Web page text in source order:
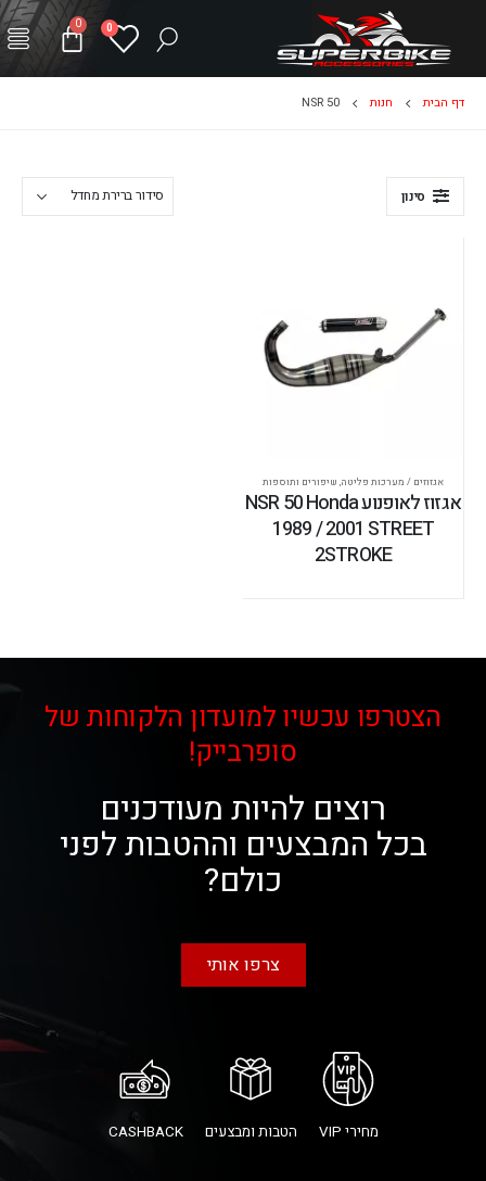
0
0
דף הבית חנות NSR 50
סינון
אגזוזים / מערכות פליטה, שיפורים ותוספות
אגזוז לאופנוע NSR 50 Honda
1989 / 2001 STREET
2STROKE
הצטרפו עכשיו למועדון הלקוחות של
סופרבייק!
רוצים להיות מעודכנים
בכל המבצעים וההטבות לפני
כולם?
צרפו אותי
מחירי VIP הטבות ומבצעים CASHBACK